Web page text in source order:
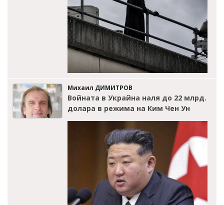
Михаил ДИМИТРОВ
Войната в Украйна наля до 22 млрд.
долара в режима на Ким Чен Ун